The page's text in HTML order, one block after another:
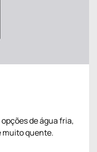
de água fria,
muito quente.